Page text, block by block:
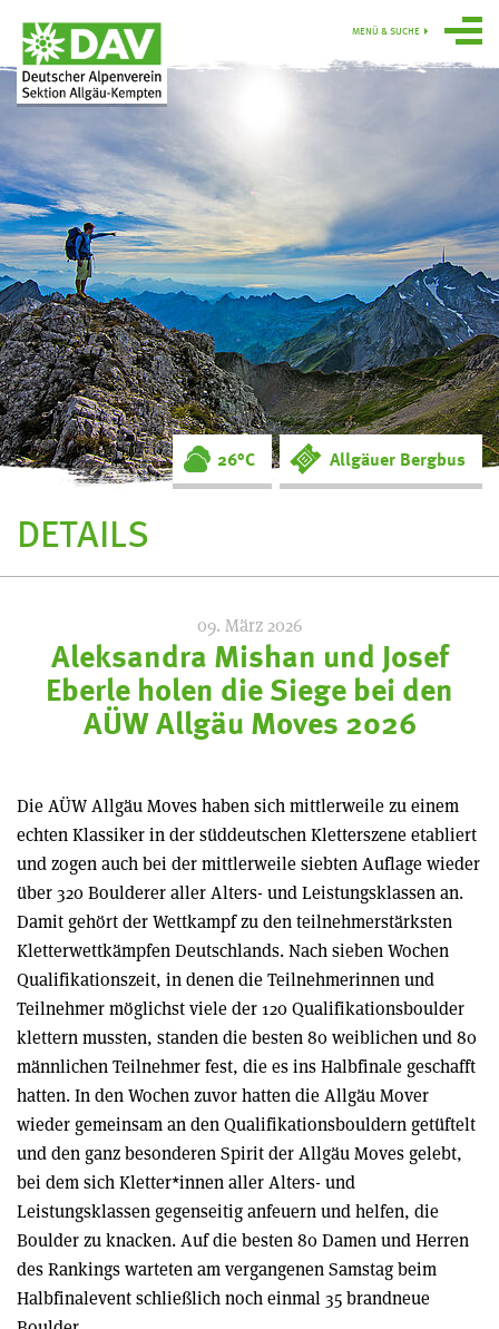
Gruppen
Hütten
swoboda alpin
Service
Ortsgruppe
Obergünzburg
MENÜ & SUCHE
DETAILS
26°C Allgäuer Bergbus
09. März 2026
Aleksandra Mishan und Josef
Eberle holen die Siege bei den
AÜW Allgäu Moves 2026
Die AÜW Allgäu Moves haben sich mittlerweile zu einem
echten Klassiker in der süddeutschen Kletterszene etabliert
und zogen auch bei der mittlerweile siebten Auflage wieder
über 320 Boulderer aller Alters- und Leistungsklassen an.
Damit gehört der Wettkampf zu den teilnehmerstärksten
Kletterwettkämpfen Deutschlands. Nach sieben Wochen
Qualifikationszeit, in denen die Teilnehmerinnen und
Teilnehmer möglichst viele der 120 Qualifikationsboulder
klettern mussten, standen die besten 80 weiblichen und 80
männlichen Teilnehmer fest, die es ins Halbfinale geschafft
hatten. In den Wochen zuvor hatten die Allgäu Mover
wieder gemeinsam an den Qualifikationsbouldern getüftelt
und den ganz besonderen Spirit der Allgäu Moves gelebt,
bei dem sich Kletter*innen aller Alters- und
Leistungsklassen gegenseitig anfeuern und helfen, die
Boulder zu knacken. Auf die besten 80 Damen und Herren
des Rankings warteten am vergangenen Samstag beim
Halbfinalevent schließlich noch einmal 35 brandneue